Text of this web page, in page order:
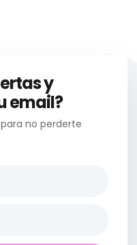
y
email?
no perderte